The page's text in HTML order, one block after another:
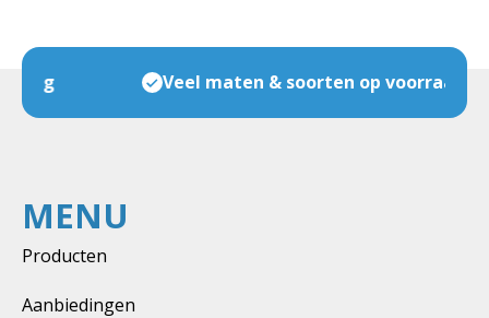
Veel maten & soorten op voorraad
MENU
Producten
Aanbiedingen